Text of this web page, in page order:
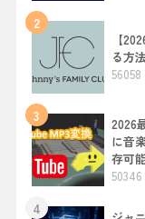
2
【
る方
3
2026
に音
存可
4